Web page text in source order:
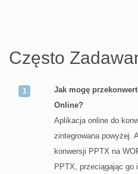
Często
Jak mogę
Online?
Aplikacja online do
zintegrowana powyżej.
konwersji PPTX na
PPTX, przeciągając go